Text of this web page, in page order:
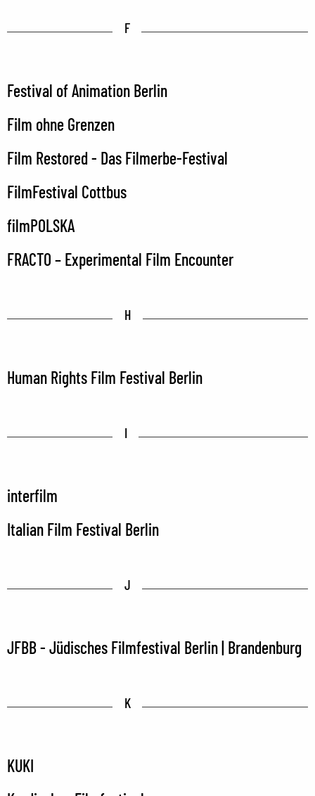
F
Festival of Animation Berlin
Film ohne Grenzen
Film Restored - Das Filmerbe-Festival
FilmFestival Cottbus
filmPOLSKA
FRACTO – Experimental Film Encounter
H
Human Rights Film Festival Berlin
I
interfilm
Italian Film Festival Berlin
J
JFBB - Jüdisches Filmfestival Berlin | Brandenburg
K
KUKI